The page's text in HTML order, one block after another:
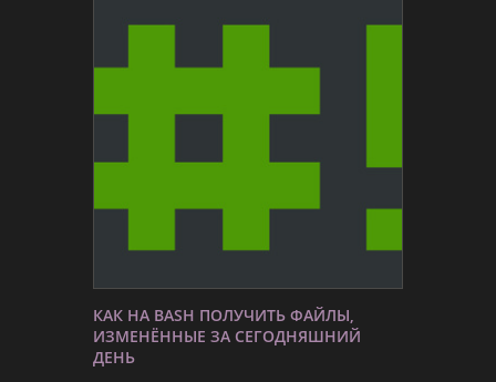
КАК НА BASH ПОЛУЧИТЬ ФАЙЛЫ,
ИЗМЕНЁННЫЕ ЗА СЕГОДНЯШНИЙ
ДЕНЬ